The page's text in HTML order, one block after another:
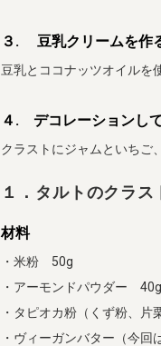
３. 豆乳クリームを作
豆乳とココナッツオイルを
４. デコレーションし
クラストにジャムといちご
１．タルトのクラス
材料
・米粉 50g
・アーモンドパウダー 40g
・タピオカ粉（くず粉、
・ヴィーガンバター（今